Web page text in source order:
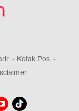
Kotak Pos